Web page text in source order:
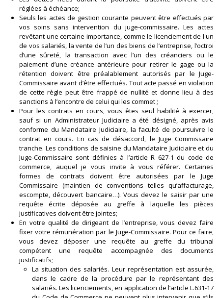
réglées à échéance;
Seuls les actes de gestion courante peuvent être effectués par
vos soins sans intervention du juge-commissaire. Les actes
revêtant une certaine importance, comme le licenciement de l'un
de vos salariés, la vente de l’un des biens de l’entreprise, l’octroi
d’une sûreté, la transaction avec l’un des créanciers ou le
paiement d’une créance antérieure pour retirer le gage ou la
rétention doivent être préalablement autorisés par le Juge-
Commissaire avant d’être effectués. Tout acte passé en violation
de cette règle peut être frappé de nullité et donne lieu à des
sanctions à l’encontre de celui qui les commet ;
Pour les contrats en cours, vous êtes seul habilité à exercer,
sauf si un Administrateur Judiciaire a été désigné, après avis
conforme du Mandataire Judiciaire, la faculté de poursuivre le
contrat en cours. En cas de désaccord, le Juge Commissaire
tranche. Les conditions de saisine du Mandataire Judiciaire et du
Juge-Commissaire sont définies à l’article R 627-1 du code de
commerce, auquel je vous invite à vous référer. Certaines
formes de contrats doivent être autorisées par le Juge
Commissaire (maintien de conventions telles qu’affacturage,
escompte, découvert bancaire…). Vous devez le saisir par une
requête écrite déposée au greffe à laquelle les pièces
justificatives doivent être jointes;
En votre qualité de dirigeant de l’entreprise, vous devez faire
fixer votre rémunération par le Juge-Commissaire. Pour ce faire,
vous devez déposer une requête au greffe du tribunal
compétent une requête accompagnée des documents
justificatifs;
La situation des salariés. Leur représentation est assurée,
dans le cadre de la procédure par le représentant des
salariés. Les licenciements, en application de l’article L.631-17